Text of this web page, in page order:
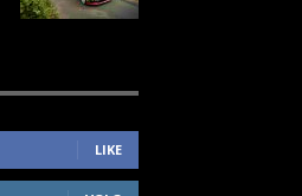
LIKE